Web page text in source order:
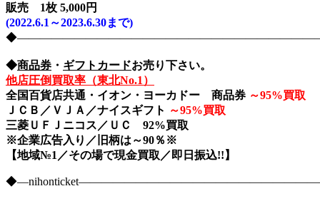
販売 1枚 5,000円
(2022.6.1～2023.6.30まで)
◆商品券 ・ ギフトカードお売り下さい。
他店圧倒買取率（東北No.1）
全国百貨店共通・イオン・ヨーカドー 商品券 ～95%買取
ＪＣＢ／ＶＪＡ／ナイスギフト ～95%買取
三菱ＵＦＪニコス／ＵＣ 92%買取
※企業広告入り／旧柄は～90％※
【地域№1／その場で現金買取／即日振込!!】